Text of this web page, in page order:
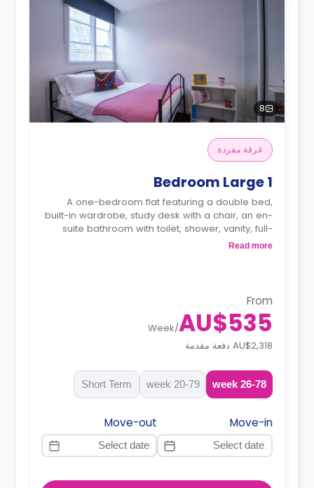
8
غرفة مفردة
1 Bedroom Large
A one-bedroom flat featuring a double bed,
built-in wardrobe, study desk with a chair, an en-
suite bathroom with toilet, shower, vanity, full-
sized mirror, private lounge with a 26-inch LED
Read more
From
AU$535
/
Week
AU$2,318 دفعة مقدمة
26-78 week
20-79 week
Short Term
Move-in
Move-out